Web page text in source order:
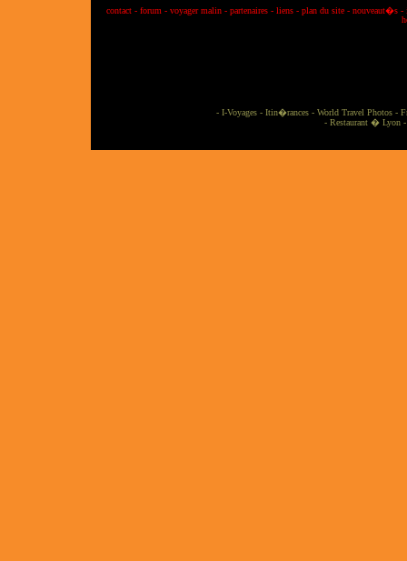
contact- forum - voyager malin- partenaires- liens- plan du site- nouveaut�s-
- I-Voyages- Itin�rances- World Travel Photos-
- Restaurant � Lyon